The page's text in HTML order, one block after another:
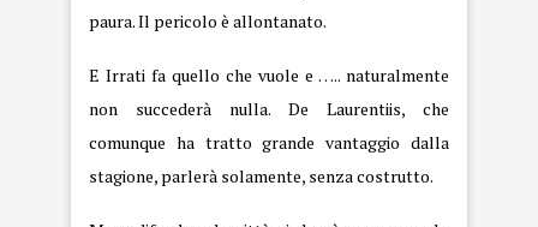
paura. Il pericolo è allontanato.
E Irrati fa quello che vuole e ….. naturalmente
non succederà nulla. De Laurentiis, che
comunque ha tratto grande vantaggio dalla
stagione, parlerà solamente, senza costrutto.